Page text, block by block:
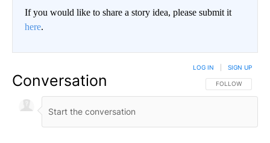
If you would like to share a story idea, please submit it
here.
Conversation FOLLOW THIS
FOLLOW
LOG IN SIGN UP